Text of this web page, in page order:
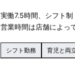
実働7.5時間、シフト制
営業時間は店舗によっ
シフト勤務 育児と両